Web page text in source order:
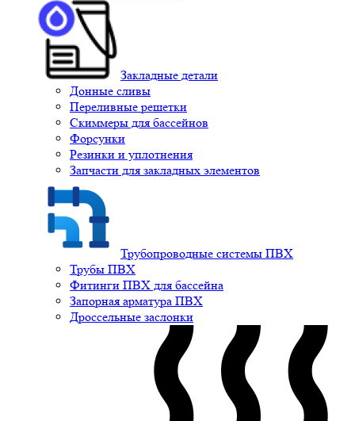
Закладные детали
Донные сливы
Переливные решетки
Скиммеры для бассейнов
Форсунки
Резинки и уплотнения
Запчасти для закладных элементов
Трубопроводные системы ПВХ
Трубы ПВХ
Фитинги ПВХ для бассейна
Запорная арматура ПВХ
Дроссельные заслонки